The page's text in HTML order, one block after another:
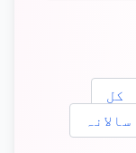
کل
سالانہ